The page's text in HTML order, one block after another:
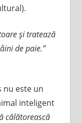
şi tratează
de paie.”
nu este un
inteligent
călătorească